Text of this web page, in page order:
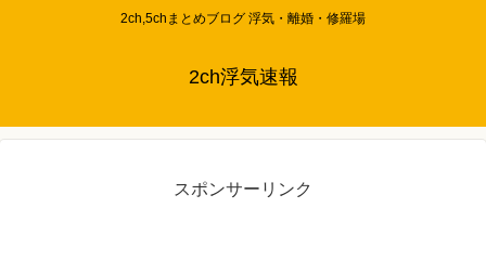
2ch,5chまとめブログ 浮気・離婚・修羅場
2ch浮気速報
スポンサーリンク